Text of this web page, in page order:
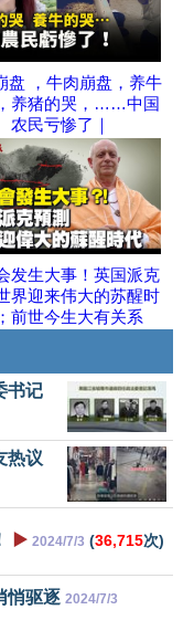
盘 ，牛肉崩盘，养牛
养猪的哭，……中国
农民亏惨了｜
发生大事！英国派克
界迎来伟大的苏醒时
前世今生大有关系
书记
热议
▶️ 2024/7/3 (36,715次)
悄驱逐 2024/7/3